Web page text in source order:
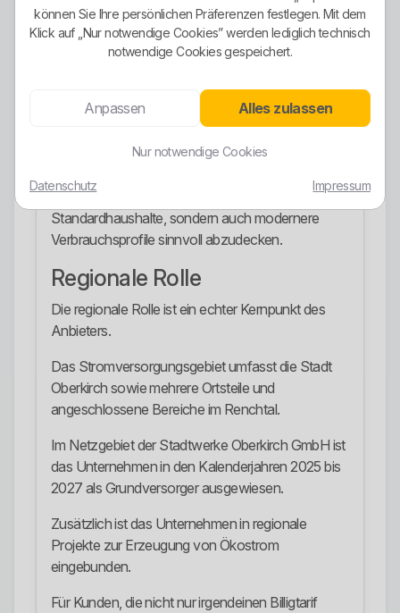
Für Elektromobilität wird ein eigener Stromtarif für
E-Ladesäulen und Wallboxen angeboten.
bestehen eigene Wärmepumpen-Tarife.
als Auffanglösung verfügbar.
Das Angebot ist damit breit genug, um nicht nur
Standardhaushalte, sondern auch modernere
Verbrauchsprofile sinnvoll abzudecken.
Regionale Rolle
Die regionale Rolle ist ein echter Kernpunkt des
Anbieters.
Das Stromversorgungsgebiet umfasst die Stadt
Oberkirch sowie mehrere Ortsteile und
angeschlossene Bereiche im Renchtal.
Im Netzgebiet der Stadtwerke Oberkirch GmbH ist
das Unternehmen in den Kalenderjahren 2025 bis
2027 als Grundversorger ausgewiesen.
Zusätzlich ist das Unternehmen in regionale
Projekte zur Erzeugung von Ökostrom
eingebunden.
Für Kunden, die nicht nur irgendeinen Billigtarif
können Sie Ihre persönlichen Präferenzen festlegen. Mit dem
Klick auf „Nur notwendige Cookies” werden lediglich technisch
notwendige Cookies gespeichert.
Anpassen Alles zulassen
Nur notwendige Cookies
Datenschutz Impressum